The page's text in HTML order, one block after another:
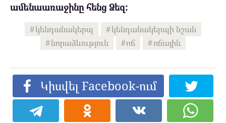
ամենաառաջինը հենց Ձեզ:
կենդանակերպ
կենդանակերպի նշան
նորաձևություն
ոճ ոճային
Կիսվել Facebook-ում